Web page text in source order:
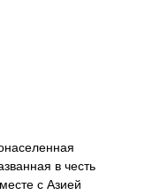
в честь
с Азией